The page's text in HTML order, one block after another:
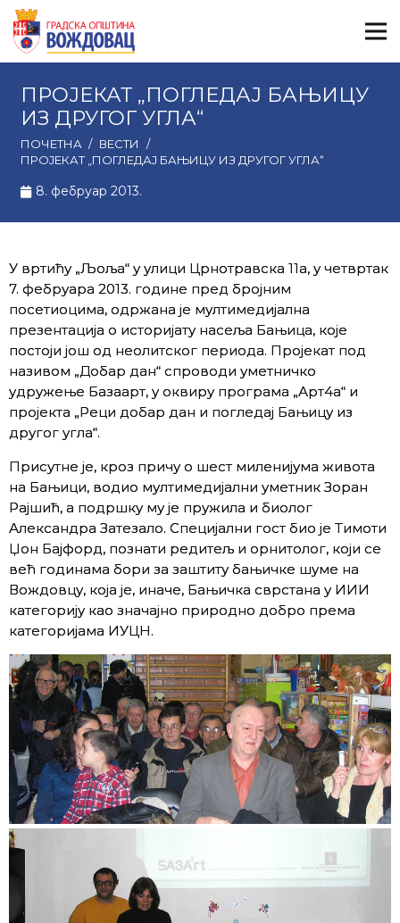
ПРОЈЕКАТ „ПОГЛЕДАЈ БАЊИЦУ
ИЗ ДРУГОГ УГЛА“
ПОЧЕТНА / ВЕСТИ
/
ПРОЈЕКАТ „ПОГЛЕДАЈ БАЊИЦУ ИЗ ДРУГОГ УГЛА“
8. фебруар 2013.
У вртићу „Љоља“ у улици Црнотравска 11а, у четвртак
7. фебруара 2013. године пред бројним
посетиоцима, одржана је мултимедијална
презентација о историјату насеља Бањица, које
постоји још од неолитског периода. Пројекат под
називом „Добар дан“ спроводи уметничко
удружење Базаарт, у оквиру програма „Арт4а“ и
пројекта „Реци добар дан и погледај Бањицу из
другог угла“.
Присутне је, кроз причу о шест миленијума живота
на Бањици, водио мултимедијални уметник Зоран
Рајшић, а подршку му је пружила и биолог
Александра Затезало. Специјални гост био је Тимоти
Џон Бајфорд, познати редитељ и орнитолог, који се
већ годинама бори за заштиту бањичке шуме на
Вождовцу, која је, иначе, Бањичка сврстана у ИИИ
категорију као значајно природно добро према
категоријама ИУЦН.